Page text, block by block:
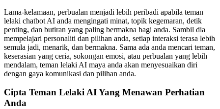
Lama-kelamaan, perbualan menjadi lebih peribadi apabila teman
lelaki chatbot AI anda mengingati minat, topik kegemaran, detik
penting, dan butiran yang paling bermakna bagi anda. Sambil dia
mempelajari personaliti dan pilihan anda, setiap interaksi terasa lebih
semula jadi, menarik, dan bermakna. Sama ada anda mencari teman,
keserasian yang ceria, sokongan emosi, atau perbualan yang lebih
mendalam, teman lelaki AI maya anda akan menyesuaikan diri
dengan gaya komunikasi dan pilihan anda.
Cipta Teman Lelaki AI Yang Menawan Perhatian
Anda